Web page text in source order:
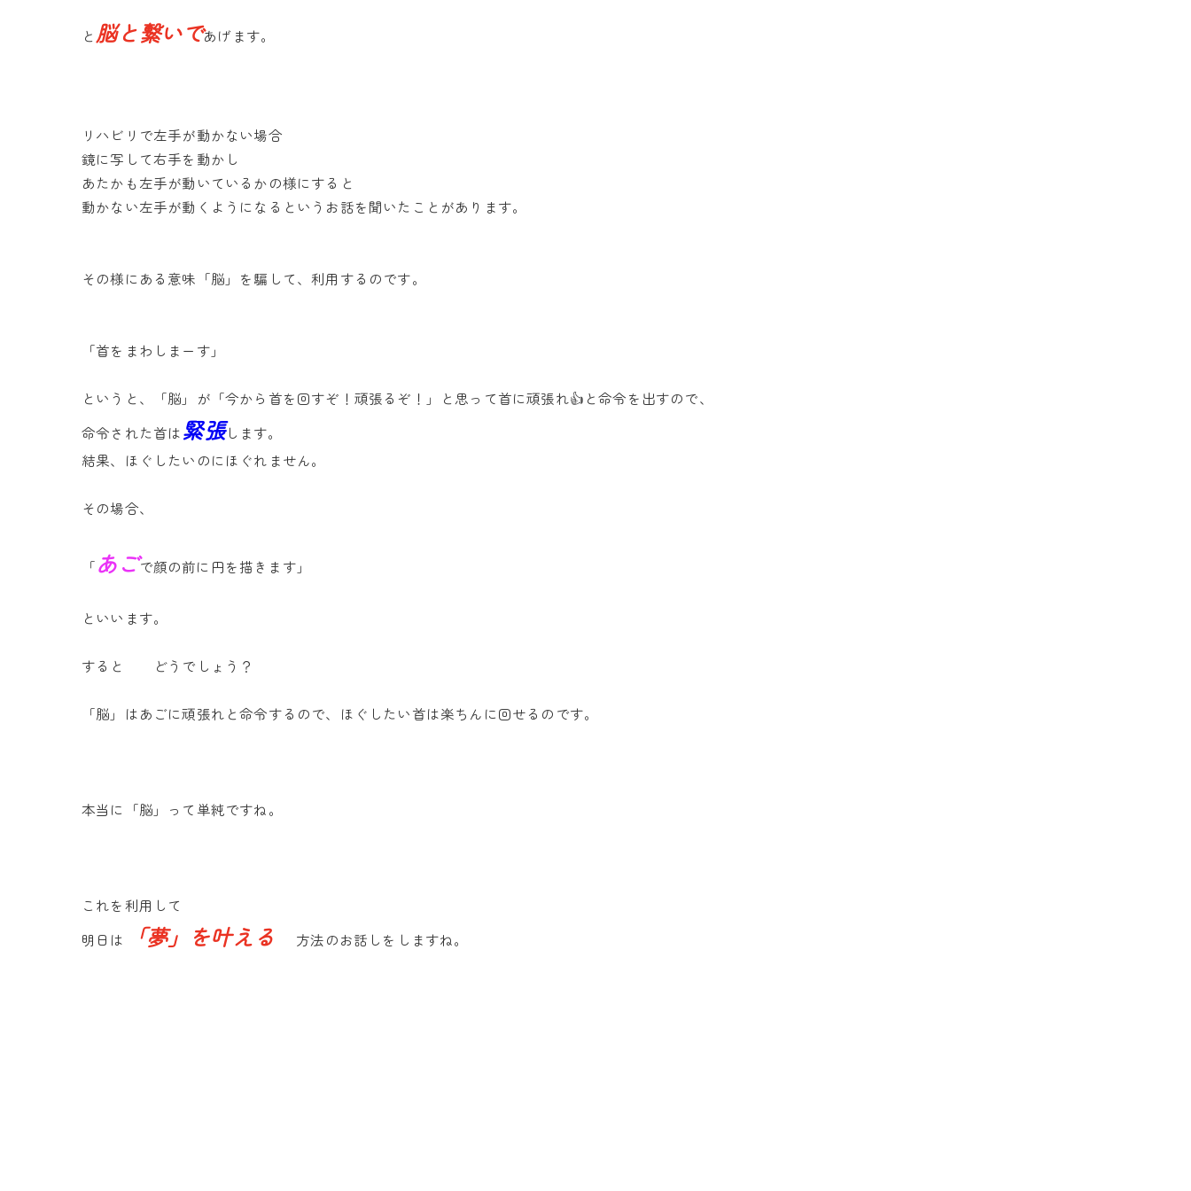
と 脳と繋いであげます。
リハビリで左手が動かない場合
鏡に写して右手を動かし
あたかも左手が動いているかの様にすると
動かない左手が動くようになるというお話を聞いたことがあります。
その様にある意味「脳」を騙して、利用するのです。
「首をまわしまーす」
というと、「脳」が「今から首を回すぞ！頑張るぞ！」と思って首に頑張れ👍と命令を出すので、
命令された首は緊張します。
結果、ほぐしたいのにほぐれません。
その場合、
「あごで顔の前に円を描きます」
といいます。
すると どうでしょう？
「脳」はあごに頑張れと命令するので、ほぐしたい首は楽ちんに回せるのです。
本当に「脳」って単純ですね。
これを利用して
明日は
「夢」を叶える 方法のお話しをしますね。